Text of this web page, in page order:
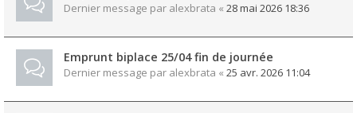
Dernier message par alexbrata « 28 mai 2026 18:36
Emprunt biplace 25/04 fin de journée
Dernier message par alexbrata « 25 avr. 2026 11:04